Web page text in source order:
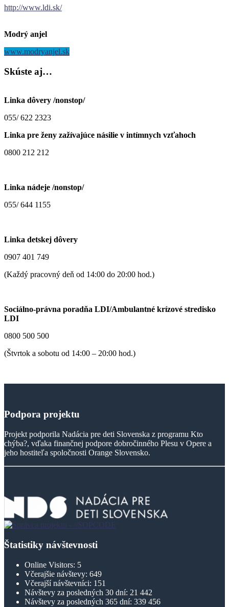
http://www.ldi.sk/
Modrý anjel
www.modryanjel.sk
Skúste aj…
Linka dôvery /nonstop/
055/ 622 2323
Linka pre ženy zažívajúce násilie v intímnych vzťahoch
0800 212 212
Linka nádeje /nonstop/
055/ 644 1155
Linka detskej dôvery
0907 401 749
(Každý pracovný deň od 14:00 do 20:00 hod.)
Sociálno-právna poradňa LDI/Ambulantné krízové stredisko
LDI
0800 500 500
(Štvrtok a sobotu od 14:00 – 20:00 hod.)
Podpora projektu
Projekt podporila Nadácia pre deti Slovenska z programu Kto
chýba?, vďaka finančnej podpore dobročinného Plesu v Opere a
jeho hostiteľa spoločnosti Orange Slovensko.
Štatistiky návštevnosti
Online Visitors: 5
Včerajšie návštevy: 649
Včerajší návštevníci: 151
Návštevy za posledných 30 dní: 21 442
Návštevy za posledných 365 dní: 339 456